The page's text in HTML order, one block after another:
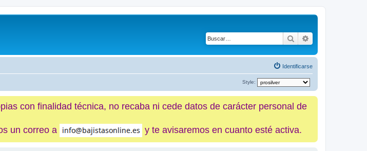
Buscar
Identificarse
Style:
con finalidad técnica, no recaba ni cede datos de carácter personal de
un correo a
y te avisaremos en cuanto esté activa.